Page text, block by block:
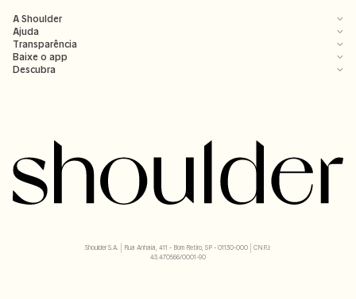
A Shoulder
Ajuda
Transparência
Baixe o app
Descubra
Shoulder S.A. | Rua Anhaia, 411 - Bom Retiro, SP - 01130-000 | CNPJ:
43.470566/0001-90